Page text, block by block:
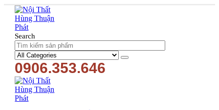
Search
0906.353.646